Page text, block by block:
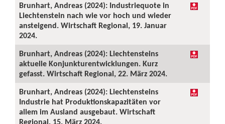
Brunhart, Andreas (2024): Industriequote in
Liechtenstein nach wie vor hoch und wieder
ansteigend. Wirtschaft Regional, 19. Januar
2024.
Brunhart, Andreas (2024): Liechtensteins
aktuelle Konjunkturentwicklungen. Kurz
gefasst. Wirtschaft Regional, 22. März 2024.
Brunhart, Andreas (2024): Liechtensteins
Industrie hat Produktionskapazitäten vor
allem im Ausland ausgebaut. Wirtschaft
Regional, 15. März 2024.